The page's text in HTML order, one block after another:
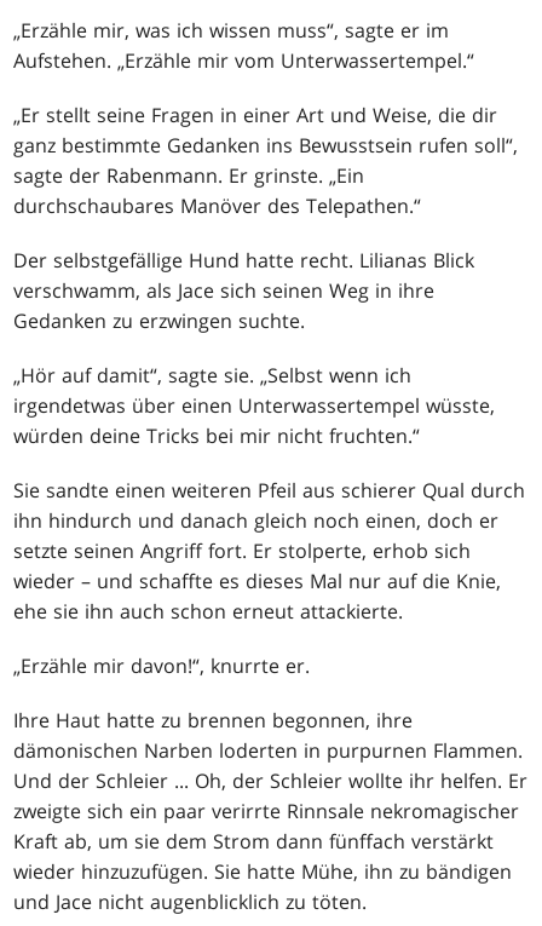
„Erzähle mir, was ich wissen muss“, sagte er im
Aufstehen. „Erzähle mir vom Unterwassertempel.“
„Er stellt seine Fragen in einer Art und Weise, die dir
ganz bestimmte Gedanken ins Bewusstsein rufen soll“,
sagte der Rabenmann. Er grinste. „Ein
durchschaubares Manöver des Telepathen.“
Der selbstgefällige Hund hatte recht. Lilianas Blick
verschwamm, als Jace sich seinen Weg in ihre
Gedanken zu erzwingen suchte.
„Hör auf damit“, sagte sie. „Selbst wenn ich
irgendetwas über einen Unterwassertempel wüsste,
würden deine Tricks bei mir nicht fruchten.“
Sie sandte einen weiteren Pfeil aus schierer Qual durch
ihn hindurch und danach gleich noch einen, doch er
setzte seinen Angriff fort. Er stolperte, erhob sich
wieder – und schaffte es dieses Mal nur auf die Knie,
ehe sie ihn auch schon erneut attackierte.
„Erzähle mir davon!“, knurrte er.
Ihre Haut hatte zu brennen begonnen, ihre
dämonischen Narben loderten in purpurnen Flammen.
Und der Schleier ... Oh, der Schleier wollte ihr helfen. Er
zweigte sich ein paar verirrte Rinnsale nekromagischer
Kraft ab, um sie dem Strom dann fünffach verstärkt
wieder hinzuzufügen. Sie hatte Mühe, ihn zu bändigen
und Jace nicht augenblicklich zu töten.